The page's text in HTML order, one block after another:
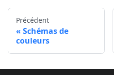
Précédent
Schémas de
couleurs